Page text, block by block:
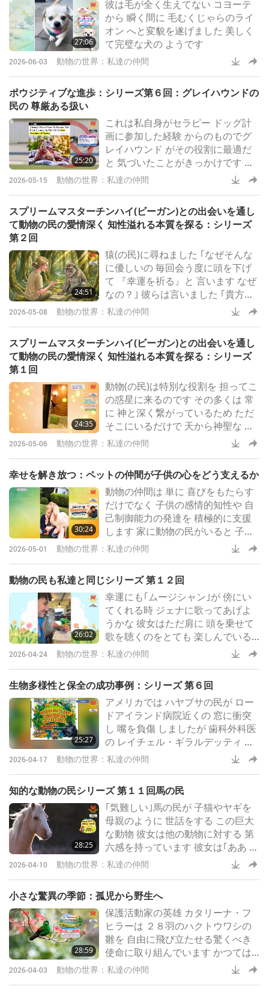
ウィは 沖合の島々や 捕食者のいな
い柵内でしか 生き残れないと 考え
られていました
27:06
彼は毛が全く生えてない コヨーテ
から 瞬く間に 毛むくじゃらのライ
オン へと変貌を遂げました 美しく
て完璧な犬の ようです
2026-06-03 動物の世界：私達の仲間
ポウジティブな進歩：シリーズ第６回：グレイハウンドの
民の 尊厳ある扱い
25:20
これは私自身がセラピー ドッグ計
画に参加した経験 からのものでグ
レイハウンド がその役割に最適だ
と 気づいたことがきっかけです 彼
らは完璧な気質を持ち 新しい人と
出会うことを 本当に楽しんでいま
え そうです 彼らはとても人間のよ
うで 美しいです 昔から動物が好き
す 普段は殆ど言葉を 発しない人が
犬が訪ねて きた時に その週唯一
2026-05-15 動物の世界：私達の仲間
スプリームマスターチンハイ(ビーガン)との出会いを通し
て動物の民の愛情深く 知性溢れる本質を探る：シリーズ
第２回
24:51
猿(の民)に尋ねました ｢なぜそんな
に優しいの 毎回会う度に頭を下げ
て 『幸運を祈る』と 言います なぜ
なの？｣ 彼らは言いました ｢貴方は
価値ある方だから｣ ｢誰がそう言っ
たの？｣ ｢私たちは知っています｣ 動
も何年も 物事を覚えています 犬の
民は見るだけで 貴方の 気持ちを理
にさら されてる人間をよく助けま
す 牛 豚 鶏の民など
2026-05-08 動物の世界：私達の仲間
スプリームマスターチンハイ(ビーガン)との出会いを通し
て動物の民の愛情深く 知性溢れる本質を探る：シリーズ
第１回
24:35
動物(の民)は特別な役割を 担ってこ
の惑星に来るのです その多くは 常
に 神と深く繋がっているため ただ
そこにいるだけで 天から神聖な パ
ワーや愛を もたらすことができま
す 馬やウサギ(の民)のように 人間の
幸運 更には物質的な 豊かさ 喜び 霊
的な高揚感を もたらす者もいます
本日の番組 スプリームマスターチ
ンハイ (ビーガン)との出会いを 通し
て動物の民の
2026-05-06 動物の世界：私達の仲間
幸せを解き放つ：ペットの仲間が子供の心をどう支えるか
30:24
動物の仲間は 単に 喜びをもたらす
だけでなく 子供の感情的知性や 自
己制御能力の発達を 積極的に支援
します 家に動物の民がいると 子供
は幼い頃から ボディランゲージや
他の非言語的な合図を 読み取るこ
応すればよいか 学ぶことができま
す
2026-05-01 動物の世界：私達の仲間
動物の民も私達と同じシリーズ 第１２回
26:02
幸運にも｢ムージシャン｣が 傍にい
てくれる時 ジェナに歌ってあげよ
うかな 彼女はただ肩に 頭を乗せて
歌を聴くのをとても 楽しんでいる
ようでした 自分が好きな音楽を ジ
ェナに聴かせ それを一緒に取り入
思議な感じで 彼女は ロックファン
みたいなんです
2026-04-24 動物の世界：私達の仲間
生物多様性と保全の成功事例：シリーズ 第６回
25:27
アメリカでは ハヤブサの民が ロー
ドアイランド病院近くの 窓に衝突
し 嘴を負傷 しましたが 歯科外科医
の レイチェル・ギラルデッティ 医
師と鳥類保護団体 コングレスオブ
ザバーズの 野生動物リハビリ担当
で ハヤブサの民の 嘴は無事に修復
されました
2026-04-17 動物の世界：私達の仲間
知的な動物の民シリーズ 第１１回馬の民
28:25
｢気難しい｣馬の民が 子猫やヤギを
母親のように 世話をする この巨大
な動物 彼女は他の動物に対する 第
六感を持っています 彼女は｢ああ み
んな 私の子供よ｣という感じで 彼ら
の髪をくしゃくしゃに して 十分に
カイ(ヤギ)が とても美しい 女の子キ
キを出産しました ショルークはキ
キの後を 注意深くついて回ります
2026-04-10 動物の世界：私達の仲間
小さな驚異の季節：孤児から野生へ
28:59
保護活動家の英雄 カタリーナ・フ
ヒラーは ２８羽のハクトウワシの
雛を 自由に飛び立たせる驚くべき
使命に取り組んでいます かつては
ほぼ絶滅した これらの渡り鳥は熱
心な 保護活動によって 復活しまし
2026-04-03 動物の世界：私達の仲間